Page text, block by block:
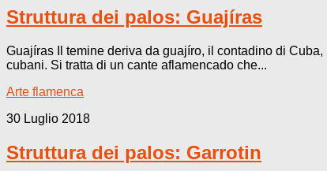
Struttura dei palos: Guajíras
Guajíras Il temine deriva da guajíro, il contadino di
cubani. Si tratta di un cante aflamencado che...
Arte flamenca
30 Luglio 2018
Struttura dei palos: Garrotin